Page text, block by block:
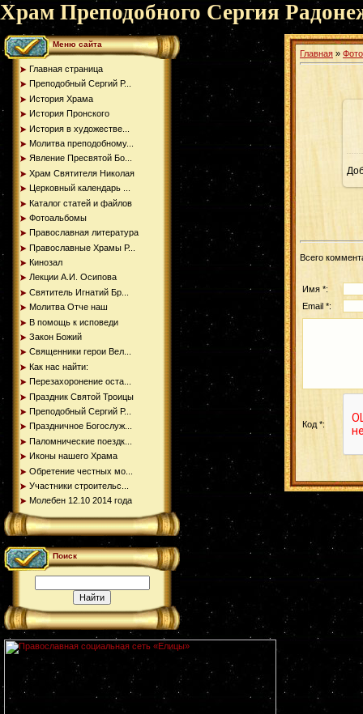
Храм Преподобного Сергия
Меню сайта
Главная страница
Преподобный Сергий Р...
История Храма
История Пронского
История в художестве...
Молитва преподобному...
Явление Пресвятой Бо...
Храм Святителя Николая
Церковный календарь ...
Каталог статей и файлов
Фотоальбомы
Православная литература
Православные Храмы Р...
Кинозал
Лекции А.И. Осипова
Святитель Игнатий Бр...
Молитва Отче наш
В помощь к исповеди
Закон Божий
Священники герои Вел...
Как нас найти:
Перезахоронение оста...
Праздник Святой Троицы
Преподобный Сергий Р...
Праздничное Богослуж...
Паломнические поездк...
Иконы нашего Храма
Обретение честных мо...
Участники строительс...
Молебен 12.10 2014 года
Поиск
Главная »
Всего
Имя *:
Email *:
Код *: